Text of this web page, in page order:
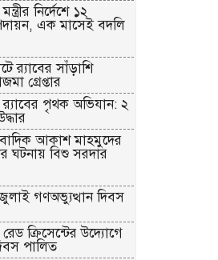
নির্দেশে ১২
এক মাসেই বদলি
র‌্যাবের সাঁড়াশি
গ্রেপ্তার
র‌্যাবের পৃথক অভিযান: ২
আকাশ মাহমুদের
ঘটনায় বিশু সরদার
গণঅভ্যুত্থান দিবস
ক্রিসেন্টের উদ্যোগে
পালিত